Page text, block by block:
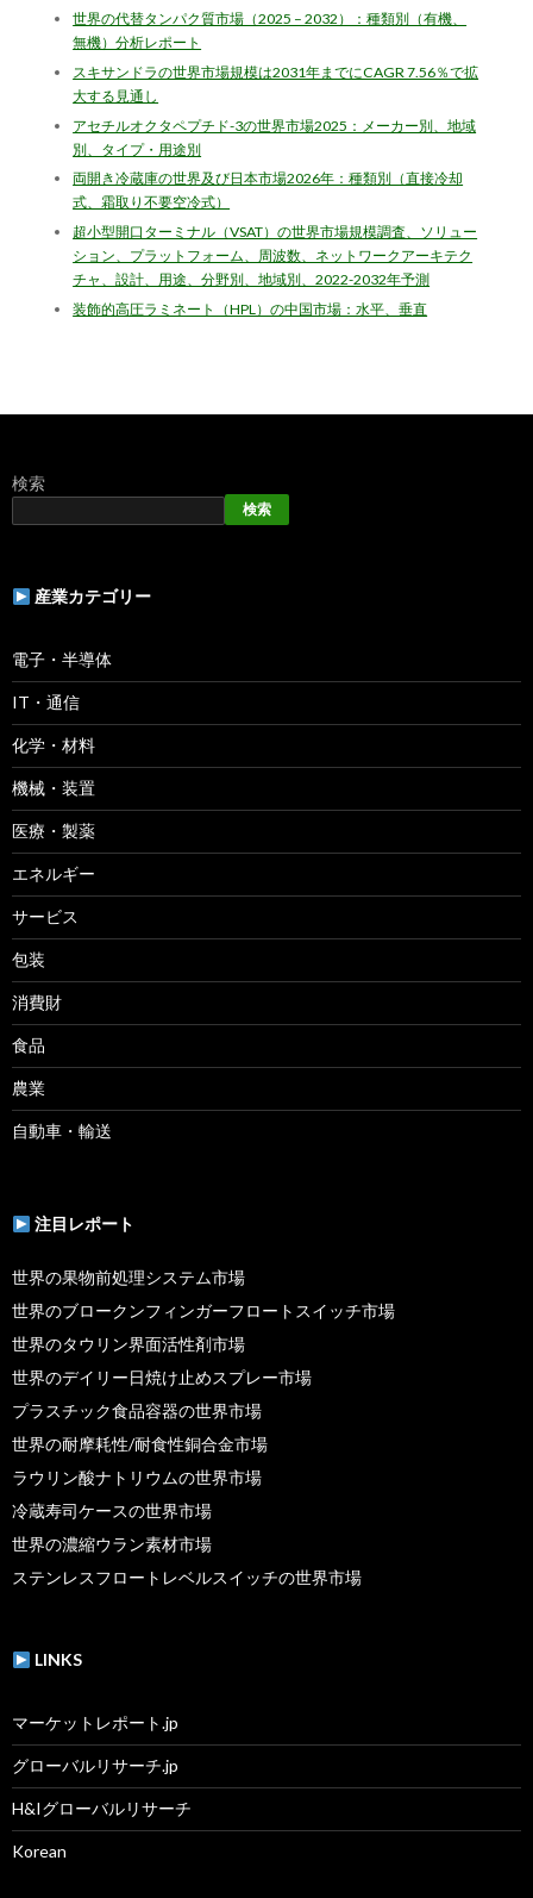
世界の代替タンパク質市場（2025 – 2032）：種類別（有機、
無機）分析レポート
スキサンドラの世界市場規模は2031年までにCAGR 7.56％で拡
大する見通し
アセチルオクタペプチド-3の世界市場2025：メーカー別、地域
別、タイプ・用途別
両開き冷蔵庫の世界及び日本市場2026年：種類別（直接冷却
式、霜取り不要空冷式）
超小型開口ターミナル（VSAT）の世界市場規模調査、ソリュー
ション、プラットフォーム、周波数、ネットワークアーキテク
チャ、設計、用途、分野別、地域別、2022-2032年予測
装飾的高圧ラミネート（HPL）の中国市場：水平、垂直
検索
検索
産業カテゴリー
電子・半導体
IT・通信
化学・材料
機械・装置
医療・製薬
エネルギー
サービス
包装
消費財
食品
農業
自動車・輸送
注目レポート
世界の果物前処理システム市場
世界のブロークンフィンガーフロートスイッチ市場
世界のタウリン界面活性剤市場
世界のデイリー日焼け止めスプレー市場
プラスチック食品容器の世界市場
世界の耐摩耗性/耐食性銅合金市場
ラウリン酸ナトリウムの世界市場
冷蔵寿司ケースの世界市場
世界の濃縮ウラン素材市場
ステンレスフロートレベルスイッチの世界市場
LINKS
マーケットレポート.jp
グローバルリサーチ.jp
H&Iグローバルリサーチ
Korean